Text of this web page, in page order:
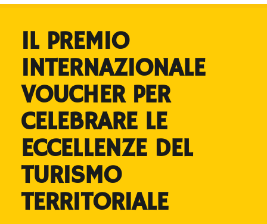
IL PREMIO
INTERNAZIONALE
VOUCHER PER
CELEBRARE LE
ECCELLENZE DEL
TURISMO
TERRITORIALE